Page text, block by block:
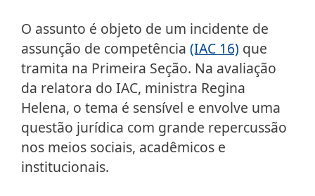
O assunto é objeto de um incidente de
assunção de competência (IAC 16) que
tramita na Primeira Seção. Na avaliação
da relatora do IAC, ministra Regina
Helena, o tema é sensível e envolve uma
questão jurídica com grande repercussão
nos meios sociais, acadêmicos e
institucionais.